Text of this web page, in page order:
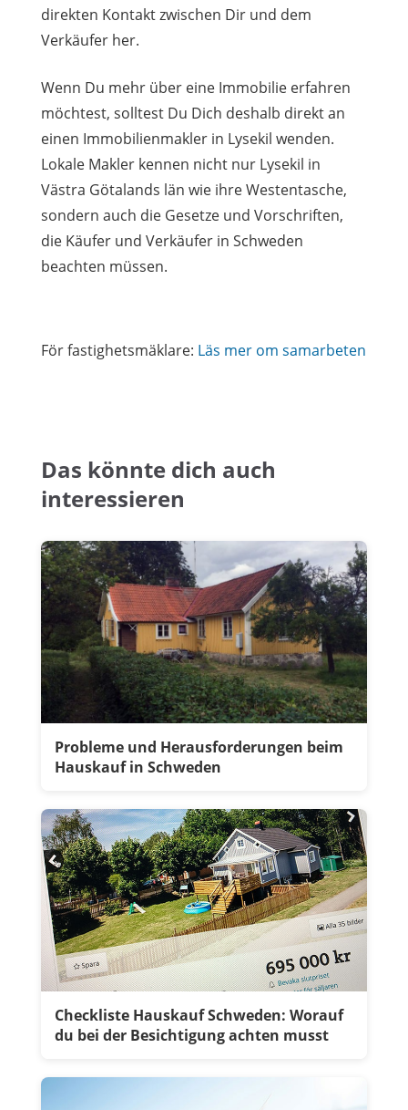
direkten Kontakt zwischen Dir und dem
Verkäufer her.
Wenn Du mehr über eine Immobilie erfahren
möchtest, solltest Du Dich deshalb direkt an
einen Immobilienmakler in Lysekil wenden.
Lokale Makler kennen nicht nur Lysekil in
Västra Götalands län wie ihre Westentasche,
sondern auch die Gesetze und Vorschriften,
die Käufer und Verkäufer in Schweden
beachten müssen.
För fastighetsmäklare: Läs mer om samarbeten
Das könnte dich auch
interessieren
Probleme und Herausforderungen beim
Hauskauf in Schweden
Checkliste Hauskauf Schweden: Worauf
du bei der Besichtigung achten musst